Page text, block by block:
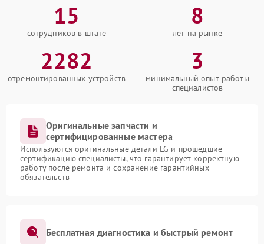
15
сотрудников в штате
8
лет на рынке
2282
отремонтированных устройств
3
минимальный опыт работы
специалистов
Оригинальные запчасти и
сертифицированные мастера
Используются оригинальные детали LG и прошедшие
сертификацию специалисты, что гарантирует корректную
работу после ремонта и сохранение гарантийных
обязательств
Бесплатная диагностика и быстрый ремонт